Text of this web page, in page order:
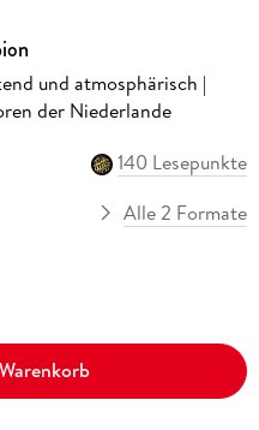
und atmosphärisch |
der Niederlande
140 Lesepunkte
Alle 2 Formate